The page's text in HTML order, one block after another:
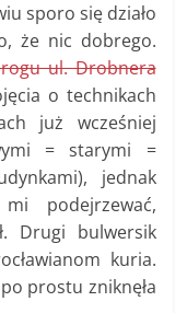
sporo się działo
że nic dobrego.
ul. Drobnera
o technikach
już wcześniej
= starymi =
jednak
podejrzewać,
Drugi bulwersik
kuria.
prostu zniknęła